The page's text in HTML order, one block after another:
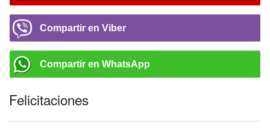
Compartir en Viber
Compartir en WhatsApp
Felicitaciones